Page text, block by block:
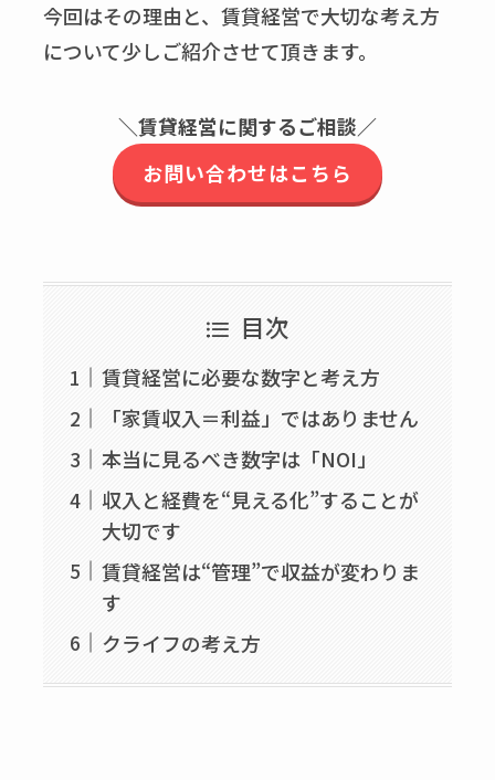
今回はその理由と、賃貸経営で大切な考え方
について少しご紹介させて頂きます。
＼賃貸経営に関するご相談／
お問い合わせはこちら
目次
賃貸経営に必要な数字と考え方
「家賃収入＝利益」ではありません
本当に見るべき数字は「NOI」
収入と経費を“見える化”することが
大切です
賃貸経営は“管理”で収益が変わりま
す
クライフの考え方